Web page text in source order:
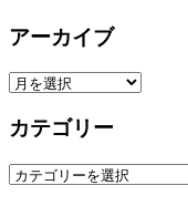
アーカイブ
ア
カ
ブ
カテゴリー
カ